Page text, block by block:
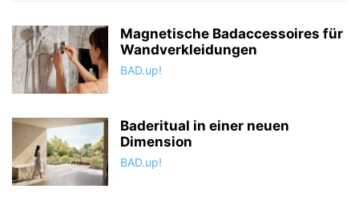
Magnetische Badaccessoires für
Wandverkleidungen
BAD.up!
Baderitual in einer neuen
Dimension
BAD.up!